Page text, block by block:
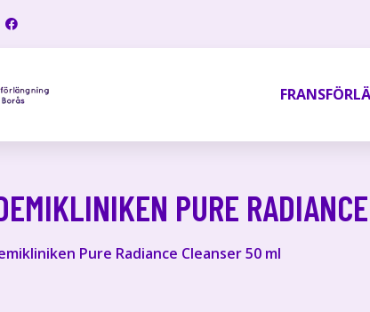
PURE
Pure Radiance Cleanser 50 ml